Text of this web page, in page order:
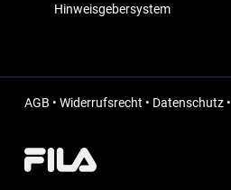
Hinweisgebersystem
AGB • Widerrufsrecht • Datenschutz•